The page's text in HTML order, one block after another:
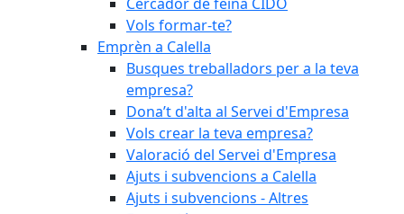
Vols formar-te?
Emprèn a Calella
Busques treballadors per a la teva
empresa?
Dona’t d'alta al Servei d'Empresa
Vols crear la teva empresa?
Valoració del Servei d'Empresa
Ajuts i subvencions a Calella
Ajuts i subvencions - Altres